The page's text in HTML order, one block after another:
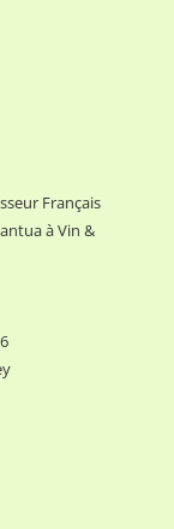
Français
à Vin &